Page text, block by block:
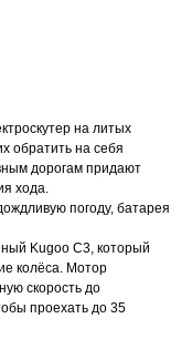
на литых
обратить на себя
дорогам придают
хода.
погоду, батарея
Kugoo C3, который
колёса. Мотор
скорость до
проехать до 35